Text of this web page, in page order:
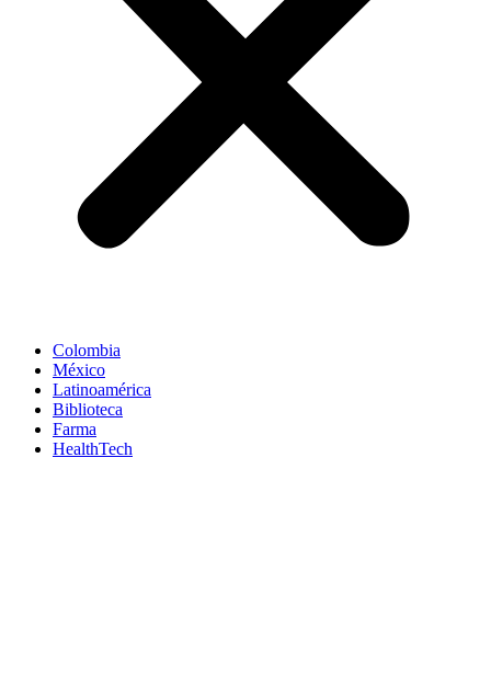
Colombia
México
Latinoamérica
Biblioteca
Farma
HealthTech